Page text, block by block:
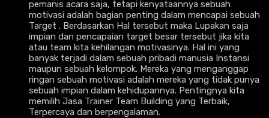
pemanis acara saja, tetapi kenyataannya sebuah
motivasi adalah bagian penting dalam mencapai sebuah
Target . Berdasarkan Hal tersebut maka Lupakan saja
impian dan pencapaian target besar tersebut jika kita
atau team kita kehilangan motivasinya. Hal ini yang
banyak terjadi dalam sebuah pribadi manusia Instansi
maupun sebuah kelompok. Mereka yang menganggap
ringan sebuah motivasi adalah mereka yang tidak punya
sebuah impian dalam kehidupannya. Pentingnya kita
memilih Jasa Trainer Team Building yang Terbaik,
Terpercaya dan berpengalaman.